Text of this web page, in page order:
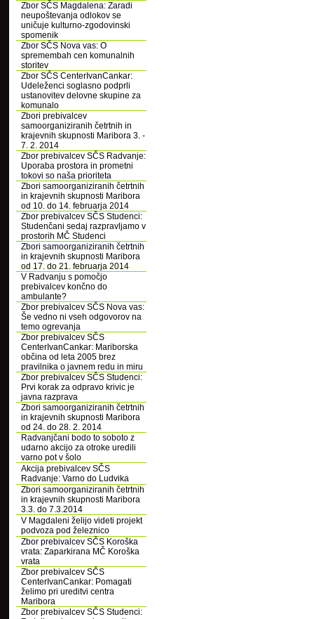
Zbor SČS Magdalena: Zaradi
neupoštevanja odlokov se
uničuje kulturno-zgodovinski
spomenik
Zbor SČS Nova vas: O
spremembah cen komunalnih
storitev
Zbor SČS CenterIvanCankar:
Udeleženci soglasno podprli
ustanovitev delovne skupine za
komunalo
Zbori prebivalcev
samoorganiziranih četrtnih in
krajevnih skupnosti Maribora 3. -
7. 2. 2014
Zbor prebivalcev SČS Radvanje:
Uporaba prostora in prometni
tokovi so naša prioriteta
Zbori samoorganiziranih četrtnih
in krajevnih skupnosti Maribora
od 10. do 14. februarja 2014
Zbor prebivalcev SČS Studenci:
Studenčani sedaj razpravljamo v
prostorih MČ Studenci
Zbori samoorganiziranih četrtnih
in krajevnih skupnosti Maribora
od 17. do 21. februarja 2014
V Radvanju s pomočjo
prebivalcev končno do
ambulante?
Zbor prebivalcev SČS Nova vas:
Še vedno ni vseh odgovorov na
temo ogrevanja
Zbor prebivalcev SČS
CenterIvanCankar: Mariborska
občina od leta 2005 brez
pravilnika o javnem redu in miru
Zbor prebivalcev SČS Studenci:
Prvi korak za odpravo krivic je
javna razprava
Zbori samoorganiziranih četrtnih
in krajevnih skupnosti Maribora
od 24. do 28. 2. 2014
Radvanjčani bodo to soboto z
udarno akcijo za otroke uredili
varno pot v šolo
Akcija prebivalcev SČS
Radvanje: Varno do Ludvika
Zbori samoorganiziranih četrtnih
in krajevnih skupnosti Maribora
3.3. do 7.3.2014
V Magdaleni želijo videti projekt
podvoza pod železnico
Zbor prebivalcev SČS Koroška
vrata: Zaparkirana MČ Koroška
vrata
Zbor prebivalcev SČS
CenterIvanCankar: Pomagati
želimo pri ureditvi centra
Maribora
Zbor prebivalcev SČS Studenci: